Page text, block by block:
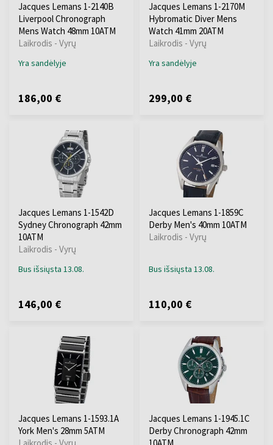
Jacques Lemans 1-2140B
Liverpool Chronograph
Mens Watch 48mm 10ATM
Laikrodis - Vyrų
Yra sandėlyje
186,00 €
Jacques Lemans 1-2170M
Hybromatic Diver Mens
Watch 41mm 20ATM
Laikrodis - Vyrų
Yra sandėlyje
299,00 €
Jacques Lemans 1-1542D
Sydney Chronograph 42mm
10ATM
Laikrodis - Vyrų
Bus išsiųsta 13.08.
146,00 €
Jacques Lemans 1-1859C
Derby Men's 40mm 10ATM
Laikrodis - Vyrų
Bus išsiųsta 13.08.
110,00 €
Jacques Lemans 1-1593.1A
York Men's 28mm 5ATM
Jacques Lemans 1-1945.1C
Derby Chronograph 42mm